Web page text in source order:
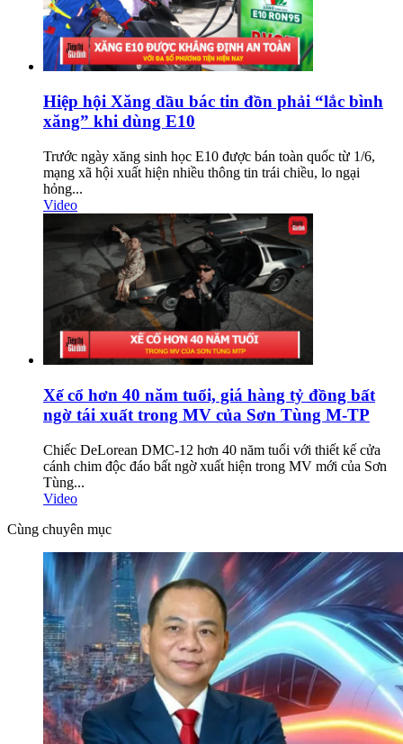
Hiệp hội Xăng dầu bác tin đồn phải “lắc bình
xăng” khi dùng E10
Trước ngày xăng sinh học E10 được bán toàn quốc từ 1/6,
mạng xã hội xuất hiện nhiều thông tin trái chiều, lo ngại
hỏng...
Video
Xế cổ hơn 40 năm tuổi, giá hàng tỷ đồng bất
ngờ tái xuất trong MV của Sơn Tùng M-TP
Chiếc DeLorean DMC-12 hơn 40 năm tuổi với thiết kế cửa
cánh chim độc đáo bất ngờ xuất hiện trong MV mới của Sơn
Tùng...
Video
Cùng chuyên mục